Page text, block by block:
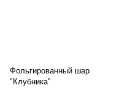
Фольгированный шар
"Клубника"